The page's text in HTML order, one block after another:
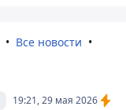
Все новости
19:21, 29 мая 2026